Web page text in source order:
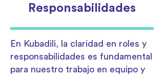
Responsabilidades
En Kubadili, la claridad en roles y
responsabilidades es fundamental
para nuestro trabajo en equipo y